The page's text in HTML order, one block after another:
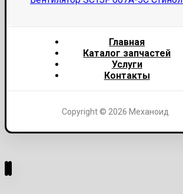
Главная
Каталог запчастей
Услуги
Контакты
Copyright © 2026 Механоид